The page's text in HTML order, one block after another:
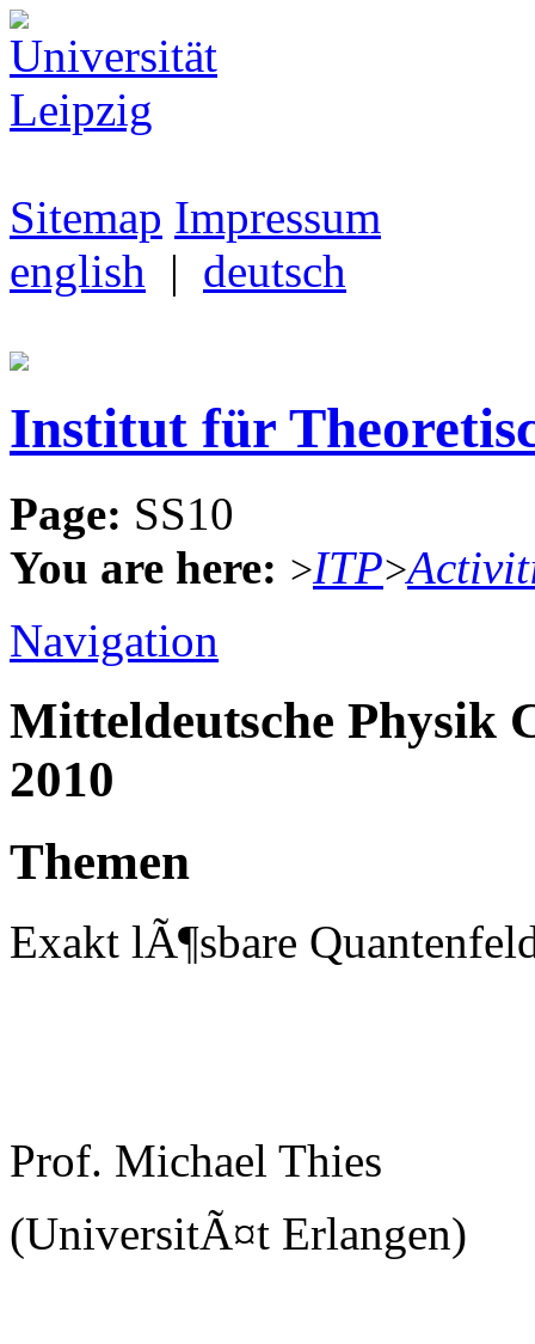
Sitemap Impressum
english | deutsch
Institut für
Page: SS10
You are here: >ITP>
Navigation
Mitteldeutsche Physik
2010
Themen
Exakt lÃ¶sbare
Prof. Michael Thies
(UniversitÃ¤t Erlangen)